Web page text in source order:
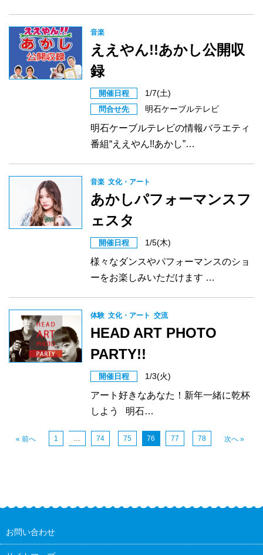
音楽
ええやん!!あかし公開収
録
開催日程 1/7(土)
問合せ先 明石ケーブルテレビ
明石ケーブルテレビの情報バラエティ
番組“ええやん!!あかし”…
音楽 文化・アート
あかしパフォーマンスフ
ェスタ
開催日程 1/5(木)
様々なダンスやパフォーマンスのショ
ーをお楽しみいただけます …
体験 文化・アート 交流
HEAD ART PHOTO
PARTY!!
開催日程 1/3(火)
アート好きなあなた！新年一緒に乾杯
しよう 明石…
« 前へ 1 74 75 76 77 78 次へ »
お問い合わせ